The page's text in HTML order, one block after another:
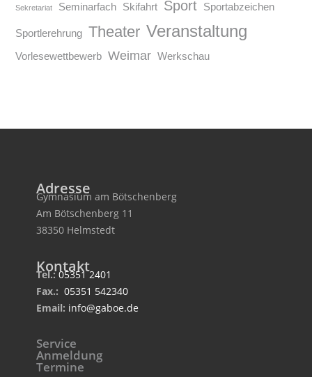
Sekretariat Seminarfach Skifahrt Sport Sportabzeichen
Sportlerehrung Theater Veranstaltung
Vorlesewettbewerb Weimar Werkschau
Adresse
Gymnasium am Bötschenberg
Am Bötschenberg 11
38350 Helmstedt
Kontakt
Tel.:05351 2401
Fax.:05351 542340
Email: info@gaboe.de
Service
Anmeldung
Termine